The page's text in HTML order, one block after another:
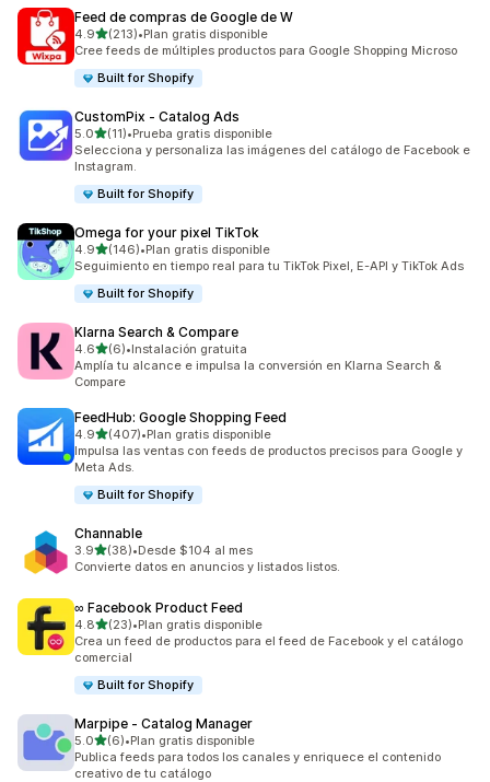
Feed de compras de Google de W
4.9de 5 estrellas
(213)
213 reseñas en total
•Plan gratis disponible
Cree feeds de múltiples productos para Google Shopping Microso
Built for Shopify
CustomPix ‑ Catalog Ads
5.0de 5 estrellas
(11)
11 reseñas en total
•Prueba gratis disponible
Selecciona y personaliza las imágenes del catálogo de Facebook e
Instagram.
Built for Shopify
Omega for your pixel TikTok
4.9de 5 estrellas
(146)
146 reseñas en total
•Plan gratis disponible
Seguimiento en tiempo real para tu TikTok Pixel, E-API y TikTok Ads
Built for Shopify
Klarna Search & Compare
4.6de 5 estrellas
(6)
6 reseñas en total
•Instalación gratuita
Amplía tu alcance e impulsa la conversión en Klarna Search &
Compare
FeedHub: Google Shopping Feed
4.9de 5 estrellas
(407)
407 reseñas en total
•Plan gratis disponible
Impulsa las ventas con feeds de productos precisos para Google y
Meta Ads.
Built for Shopify
Channable
3.9de 5 estrellas
(38)
38 reseñas en total
•Desde $104 al mes
Convierte datos en anuncios y listados listos.
∞ Facebook Product Feed
4.8de 5 estrellas
(23)
23 reseñas en total
•Plan gratis disponible
Crea un feed de productos para el feed de Facebook y el catálogo
comercial
Built for Shopify
Marpipe ‑ Catalog Manager
5.0de 5 estrellas
(6)
6 reseñas en total
•Plan gratis disponible
Publica feeds para todos los canales y enriquece el contenido
creativo de tu catálogo